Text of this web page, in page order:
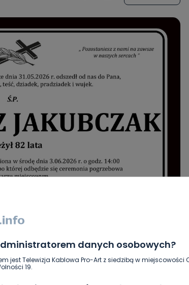
danych osobowych?
jest Telewizja Kablowa Pro-Art z siedzibą w miejscowości
19.